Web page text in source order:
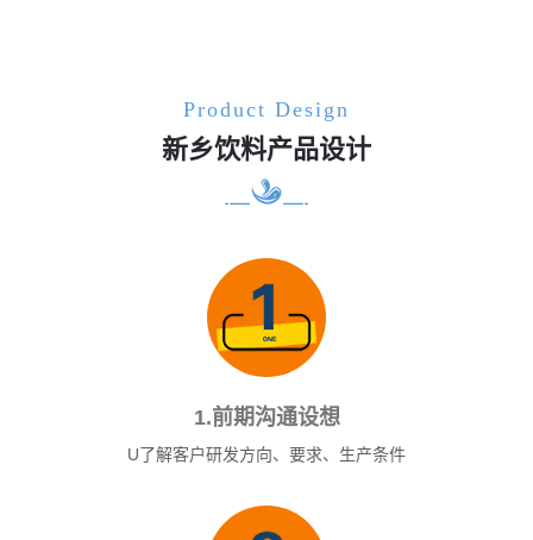
Product Design
新乡饮料产品设计
1.前期沟通设想
U了解客户研发方向、要求、生产条件